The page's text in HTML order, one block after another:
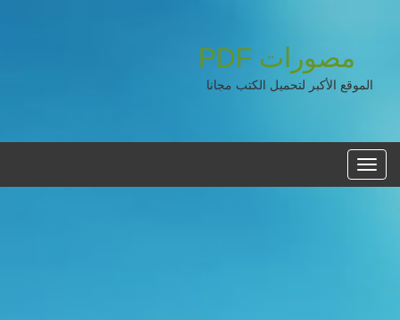
مصورات PDF
الموقع الأكبر لتحميل الكتب مجانا
القائمه
الرئيسية